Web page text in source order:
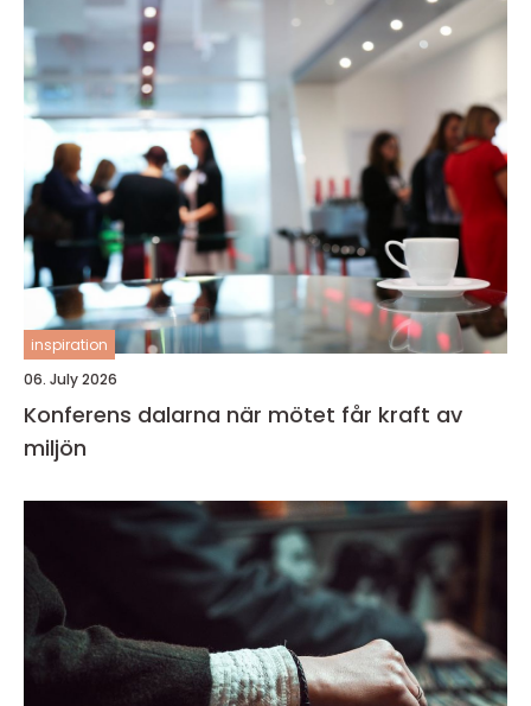
inspiration
06. July 2026
Konferens dalarna när mötet får kraft av
miljön